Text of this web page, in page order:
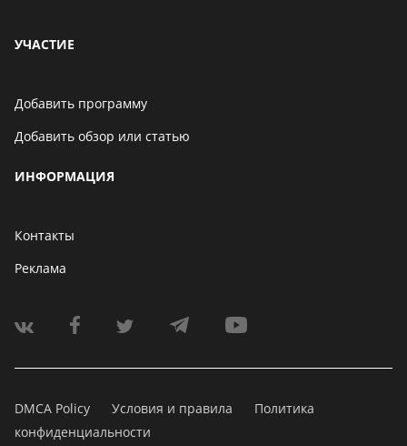
УЧАСТИЕ
Добавить программу
Добавить обзор или статью
ИНФОРМАЦИЯ
Контакты
Реклама
DMCA Policy Условия и правила
Политика
конфиденциальности